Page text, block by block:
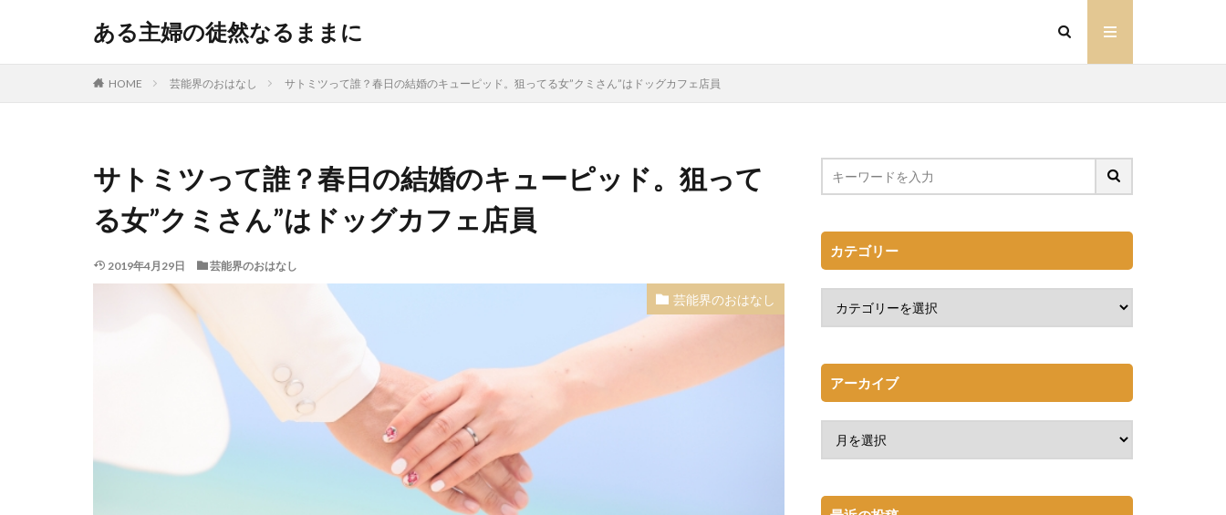
ある主婦の徒然なるままに
HOME 芸能界のおはなし サトミツって誰？春日の結婚のキューピッド。狙ってる女”クミさん”はドッグカフェ店員
サトミツって誰？春日の結婚のキューピッド。狙って
る女”クミさん”はドッグカフェ店員
2019年4月29日 芸能界のおはなし
芸能界のおはなし
カテゴリー
アーカイブ